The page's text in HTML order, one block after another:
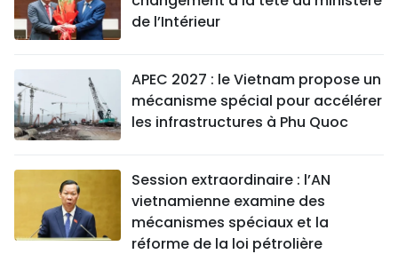
de l’Intérieur
APEC 2027 : le Vietnam propose un
mécanisme spécial pour accélérer
les infrastructures à Phu Quoc
Session extraordinaire : l’AN
vietnamienne examine des
mécanismes spéciaux et la
réforme de la loi pétrolière